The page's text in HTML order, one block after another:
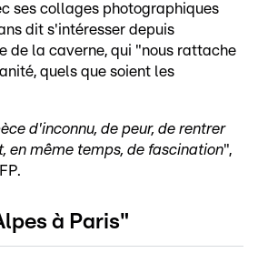
ses collages photographiques
dit s'intéresser depuis
de la caverne, qui "nous rattache
quels que soient les
d'inconnu, de peur, de rentrer
en même temps, de fascination",
à Paris"